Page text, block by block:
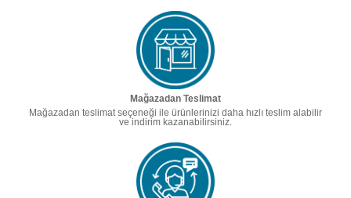
Mağazadan Teslimat
Mağazadan teslimat seçeneği ile ürünlerinizi daha hızlı teslim alabilir
ve indirim kazanabilirsiniz.